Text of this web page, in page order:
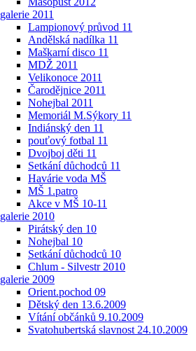
galerie 2011
Lampionový průvod 11
Andělská nadílka 11
Maškarní disco 11
MDŽ 2011
Velikonoce 2011
Čarodějnice 2011
Nohejbal 2011
Memoriál M.Sýkory 11
Indiánský den 11
pouťový fotbal 11
Dvojboj děti 11
Setkání důchodců 11
Havárie voda MŠ
MŠ 1.patro
Akce v MŠ 10-11
galerie 2010
Pirátský den 10
Nohejbal 10
Setkání důchodců 10
Chlum - Silvestr 2010
galerie 2009
Orient.pochod 09
Dětský den 13.6.2009
Vítání občánků 9.10.2009
Svatohubertská slavnost 24.10.2009